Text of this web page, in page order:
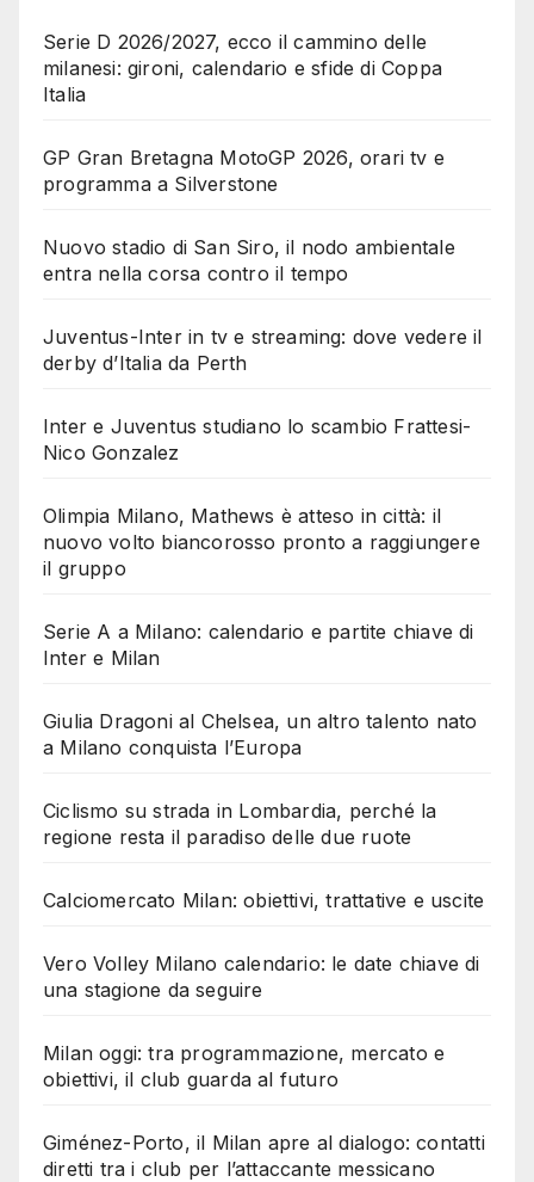
Serie D 2026/2027, ecco il cammino delle
milanesi: gironi, calendario e sfide di Coppa
Italia
GP Gran Bretagna MotoGP 2026, orari tv e
programma a Silverstone
Nuovo stadio di San Siro, il nodo ambientale
entra nella corsa contro il tempo
Juventus-Inter in tv e streaming: dove vedere il
derby d’Italia da Perth
Inter e Juventus studiano lo scambio Frattesi-
Nico Gonzalez
Olimpia Milano, Mathews è atteso in città: il
nuovo volto biancorosso pronto a raggiungere
il gruppo
Serie A a Milano: calendario e partite chiave di
Inter e Milan
Giulia Dragoni al Chelsea, un altro talento nato
a Milano conquista l’Europa
Ciclismo su strada in Lombardia, perché la
regione resta il paradiso delle due ruote
Calciomercato Milan: obiettivi, trattative e uscite
Vero Volley Milano calendario: le date chiave di
una stagione da seguire
Milan oggi: tra programmazione, mercato e
obiettivi, il club guarda al futuro
Giménez-Porto, il Milan apre al dialogo: contatti
diretti tra i club per l’attaccante messicano